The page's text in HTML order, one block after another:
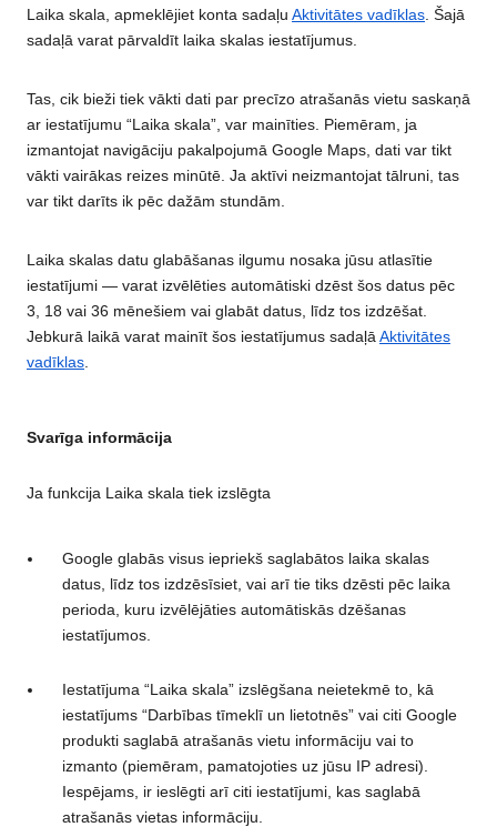
Laika skala, apmeklējiet konta sadaļu Aktivitātes vadīklas. Šajā
sadaļā varat pārvaldīt laika skalas iestatījumus.
Tas, cik bieži tiek vākti dati par precīzo atrašanās vietu saskaņā
ar iestatījumu “Laika skala”, var mainīties. Piemēram, ja
izmantojat navigāciju pakalpojumā Google Maps, dati var tikt
vākti vairākas reizes minūtē. Ja aktīvi neizmantojat tālruni, tas
var tikt darīts ik pēc dažām stundām.
Laika skalas datu glabāšanas ilgumu nosaka jūsu atlasītie
iestatījumi — varat izvēlēties automātiski dzēst šos datus pēc
3, 18 vai 36 mēnešiem vai glabāt datus, līdz tos izdzēšat.
Jebkurā laikā varat mainīt šos iestatījumus sadaļāAktivitātes
vadīklas.
Svarīga informācija
Ja funkcija Laika skala tiek izslēgta
Google glabās visus iepriekš saglabātos laika skalas
datus, līdz tos izdzēsīsiet, vai arī tie tiks dzēsti pēc laika
perioda, kuru izvēlējāties automātiskās dzēšanas
iestatījumos.
Iestatījuma “Laika skala” izslēgšana neietekmē to, kā
iestatījums “Darbības tīmeklī un lietotnēs” vai citi Google
produkti saglabā atrašanās vietu informāciju vai to
izmanto (piemēram, pamatojoties uz jūsu IP adresi).
Iespējams, ir ieslēgti arī citi iestatījumi, kas saglabā
atrašanās vietas informāciju.